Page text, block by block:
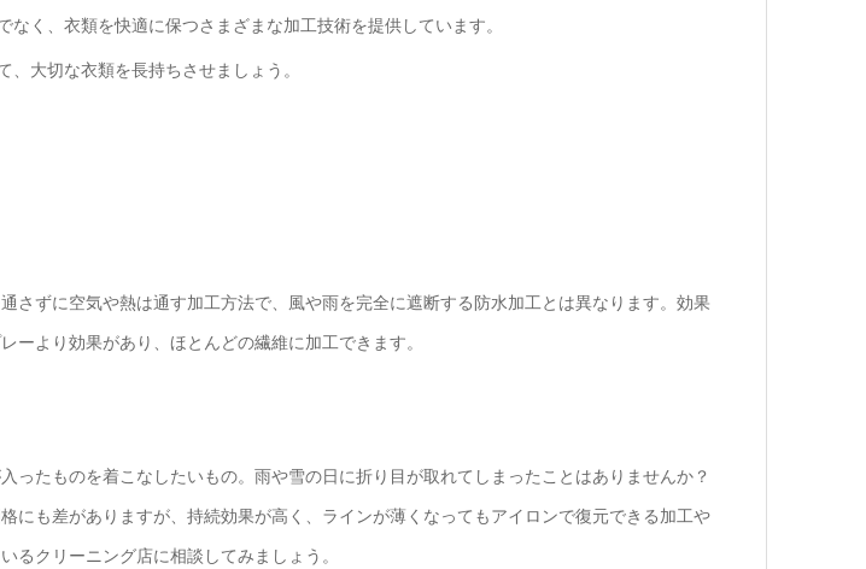
く、衣類を快適に保つさまざまな加工技術を提供しています。
、大切な衣類を長持ちさせましょう。
ずに空気や熱は通す加工方法で、風や雨を完全に遮断する防水加工とは異なります。効果
より効果があり、ほとんどの繊維に加工できます。
たものを着こなしたいもの。雨や雪の日に折り目が取れてしまったことはありませんか？
も差がありますが、持続効果が高く、ラインが薄くなってもアイロンで復元できる加工や
クリーニング店に相談してみましょう。